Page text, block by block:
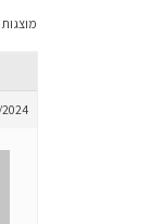
מוצגות 2 תגובות – 1 עד 2 (מתוך 2 סה״כ)
03/04/